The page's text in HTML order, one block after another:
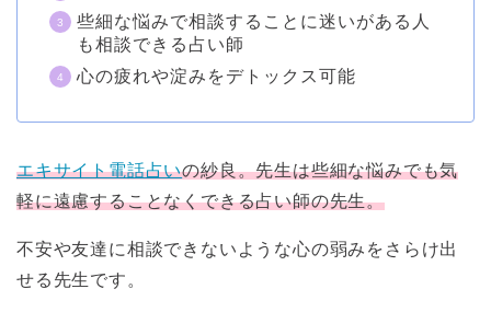
些細な悩みで相談することに迷いがある人
も相談できる占い師
心の疲れや淀みをデトックス可能
エキサイト電話占いの紗良。先生は些細な悩みでも気
軽に遠慮することなくできる占い師の先生。
不安や友達に相談できないような心の弱みをさらけ出
せる先生です。